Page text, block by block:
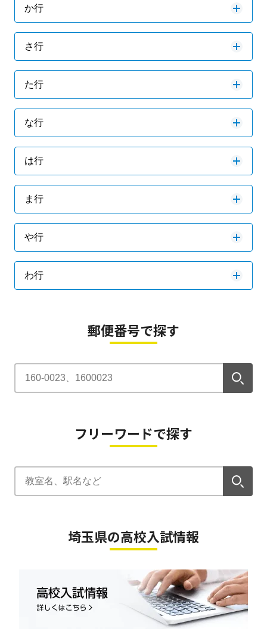
か行
さ行
た行
な行
は行
ま行
や行
わ行
郵便番号で探す
フリーワードで探す
埼玉県の高校入試情報